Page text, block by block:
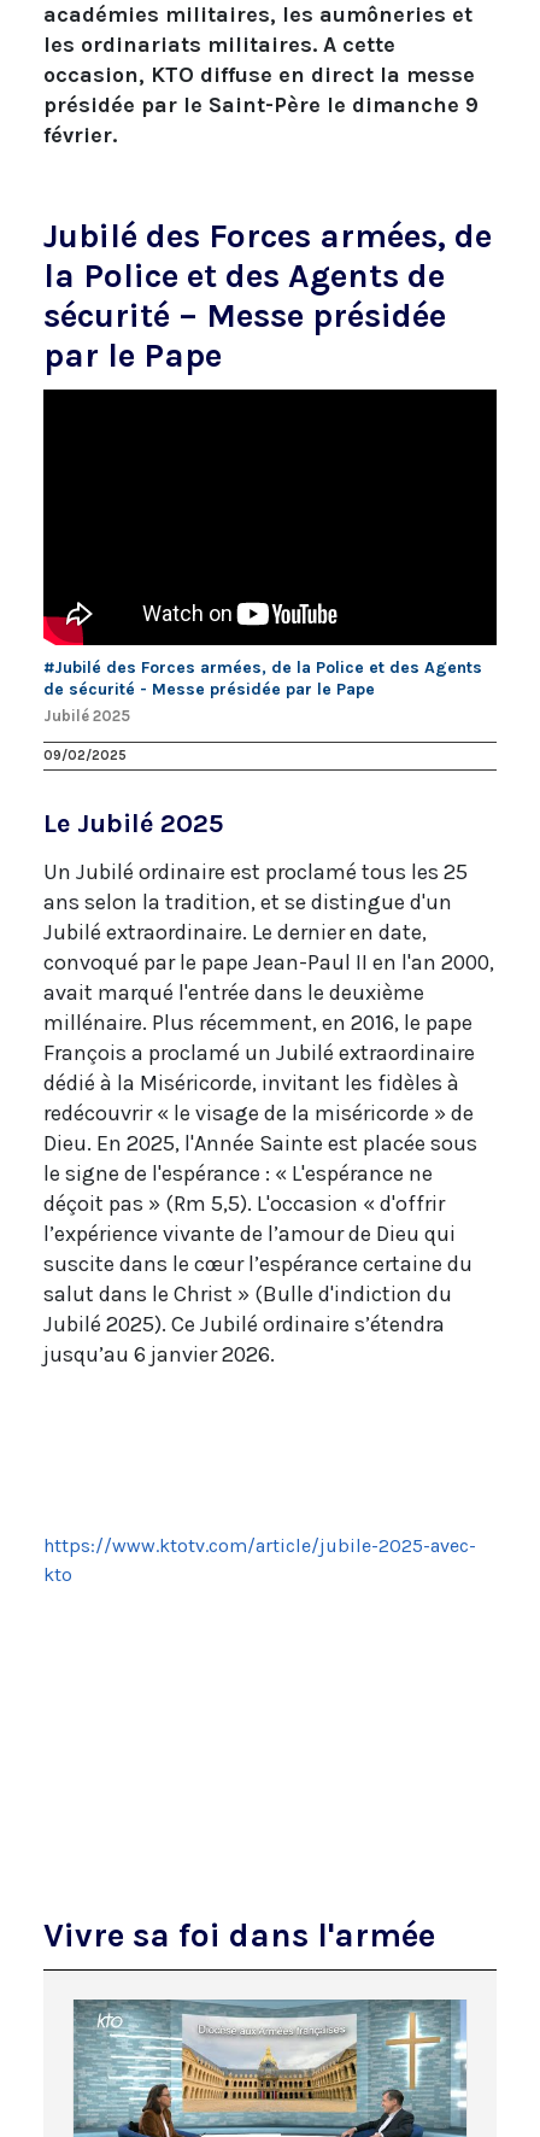
académies militaires, les aumôneries et
les ordinariats militaires. A cette
occasion, KTO diffuse en direct la messe
présidée par le Saint-Père le dimanche 9
février.
Jubilé des Forces armées, de
la Police et des Agents de
sécurité – Messe présidée
par le Pape
#Jubilé des Forces armées, de la Police et des Agents
de sécurité - Messe présidée par le Pape
Jubilé 2025
09/02/2025
Le Jubilé 2025
Un Jubilé ordinaire est proclamé tous les 25
ans selon la tradition, et se distingue d'un
Jubilé extraordinaire. Le dernier en date,
convoqué par le pape Jean-Paul II en l'an 2000,
avait marqué l'entrée dans le deuxième
millénaire. Plus récemment, en 2016, le pape
François a proclamé un Jubilé extraordinaire
dédié à la Miséricorde, invitant les fidèles à
redécouvrir « le visage de la miséricorde » de
Dieu. En 2025, l'Année Sainte est placée sous
le signe de l'espérance : « L'espérance ne
déçoit pas » (Rm 5,5). L'occasion « d'offrir
l’expérience vivante de l’amour de Dieu qui
suscite dans le cœur l’espérance certaine du
salut dans le Christ » (Bulle d'indiction du
Jubilé 2025). Ce Jubilé ordinaire s’étendra
jusqu’au 6 janvier 2026.
https://www.ktotv.com/article/jubile-2025-avec-
kto
Vivre sa foi dans l'armée